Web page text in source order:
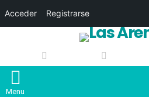
Menu
Acceder Registrarse